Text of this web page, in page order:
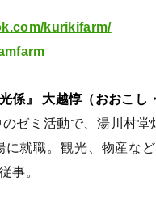
kurikifarm/
係』 大越惇（おおこし
ゼミ活動で、湯川村堂
就職。観光、物産な
事。